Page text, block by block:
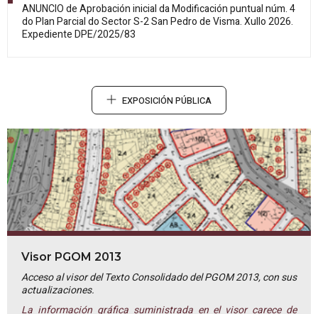
ANUNCIO de Aprobación inicial daModificación puntual núm. 4
do Plan Parcial do Sector S-2 San Pedro de Visma. Xullo 2026.
Expediente DPE/2025/83
EXPOSICIÓN PÚBLICA
Visor PGOM 2013
Acceso al visor del Texto Consolidado del PGOM 2013, con sus
actualizaciones.
La información gráfica suministrada en el visor carece de